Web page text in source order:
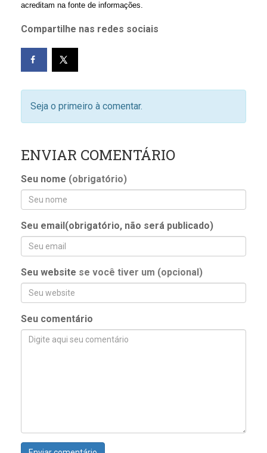
acreditam na fonte de informações.
Compartilhe nas redes sociais
Seja o primeiro à comentar.
ENVIAR COMENTÁRIO
Seu nome (obrigatório)
Seu email(obrigatório, não será publicado)
Seu website se você tiver um (opcional)
Seu comentário